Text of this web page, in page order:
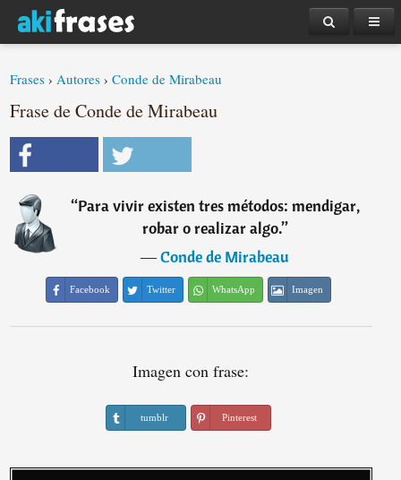
Frases ›Autores ›Conde de Mirabeau
Frase de Conde de Mirabeau
“Para vivir existen tres métodos: mendigar,
robar o realizar algo.”
―Conde de Mirabeau
Facebook Twitter WhatsApp Imagen
Imagen con frase:
tumblr Pinterest